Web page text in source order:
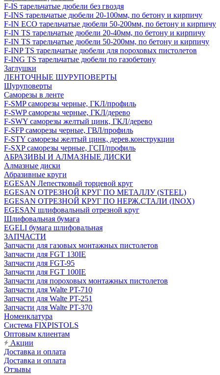
F-IS тарельчатые дюбели без гвоздя
F-INS тарельчатые дюбели 20-100мм, по бетону и кирпичу
F-IN ECO тарельчатые дюбели 50-200мм, по бетону и кирпичу
F-IN TS тарельчатые дюбели 20-40мм, по бетону и кирпичу
F-IN TS тарельчатые дюбели 50-200мм, по бетону и кирпичу
F-INP TS тарельчатые дюбели для пороховых пистолетов
F-ING TS тарельчатые дюбели по газобетону
Заглушки
ЛЕНТОЧНЫЕ ШУРУПОВЕРТЫ
Шуруповерты
Саморезы в ленте
F-SMP саморезы черные, ГКЛ/профиль
F-SWP саморезы черные, ГКЛ/дерево
F-SWY саморезы желтый цинк, ГКЛ/дерево
F-SFP саморезы черные, ГВЛ/профиль
F-STY саморезы желтый цинк, дерев.конструкции
F-SXP саморезы черные, ГСП/профиль
АБРАЗИВЫ И АЛМАЗНЫЕ ДИСКИ
Алмазные диски
Абразивные круги
EGESAN Лепестковый торцевой круг
EGESAN ОТРЕЗНОЙ КРУГ ПО МЕТАЛЛУ (STEEL)
EGESAN ОТРЕЗНОЙ КРУГ ПО НЕРЖ.СТАЛИ (INOX)
EGESAN шлифовальный отрезной круг
Шлифовальная бумага
EGELI бумага шлифовальная
ЗАПЧАСТИ
Запчасти для газовых монтажных пистолетов
Запчасти для FGT 130IE
Запчасти для FGT-95
Запчасти для FGT 100IE
Запчасти для пороховых монтажных пистолетов
Запчасти для Walte PT-710
Запчасти для Walte PT-251
Запчасти для Walte PT-370
Номенклатура
Система FIXPISTOLS
Оптовым клиентам
Акции
Доставка и оплата
Доставка и оплата
Отзывы